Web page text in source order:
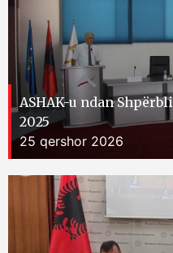
ASHAK-u ndan
2025
25 qershor 2026